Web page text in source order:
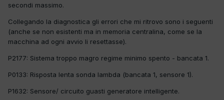
secondi massimo.
Collegando la diagnostica gli errori che mi ritrovo sono i seguenti
(anche se non esistenti ma in memoria centralina, come se la
macchina ad ogni avvio li resettasse).
P2177: Sistema troppo magro regime minimo spento - bancata 1.
P0133: Risposta lenta sonda lambda (bancata 1, sensore 1).
P1632: Sensore/ circuito guasti generatore intelligente.